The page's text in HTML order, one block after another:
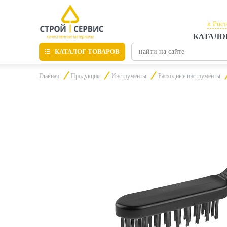
в
в
КАТАЛОГ ТОВАРОВ
Материалы для отделки
Пиломатериалы
Главная Продукция Инструменты Расходные инструменты